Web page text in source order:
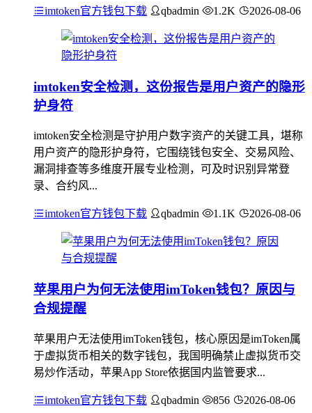
imtoken官方钱包下载 qbadmin 1.2K 2026-08-06
imtoken安全检测，这份报告是用户资产的隐形
护身符
imtoken安全检测是守护用户数字资产的关键工具，堪称
用户资产的隐形护身符，它围绕钱包安全、交易风险、
漏洞排查等多维度开展专业检测，可及时识别异常登
录、合约风...
imtoken官方钱包下载 qbadmin 1.1K 2026-08-06
苹果用户为何无法使用imToken钱包？原因与
合规提醒
苹果用户无法使用imToken钱包，核心原因是imToken属
于虚拟货币相关的数字钱包，我国明确禁止虚拟货币交
易炒作活动，苹果App Store依据国内监管要求...
imtoken官方钱包下载 qbadmin 856 2026-08-06